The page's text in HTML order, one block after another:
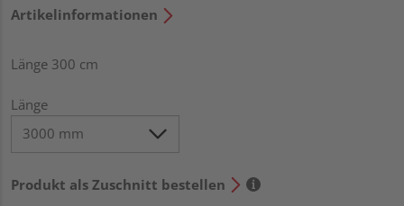
Artikelinformationen
Länge 300 cm
Länge
Produkt als Zuschnitt bestellen